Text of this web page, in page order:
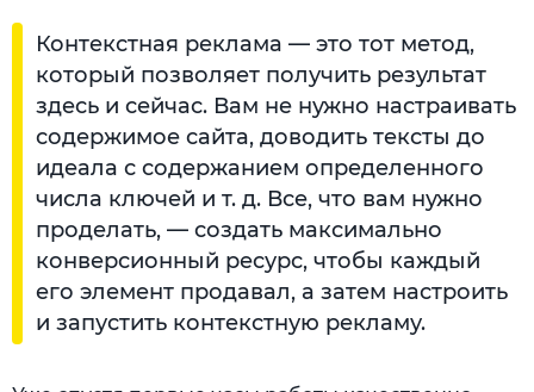
Контекстная реклама — это тот метод,
который позволяет получить результат
здесь и сейчас. Вам не нужно настраивать
содержимое сайта, доводить тексты до
идеала с содержанием определенного
числа ключей и т. д. Все, что вам нужно
проделать, — создать максимально
конверсионный ресурс, чтобы каждый
его элемент продавал, а затем настроить
и запустить контекстную рекламу.